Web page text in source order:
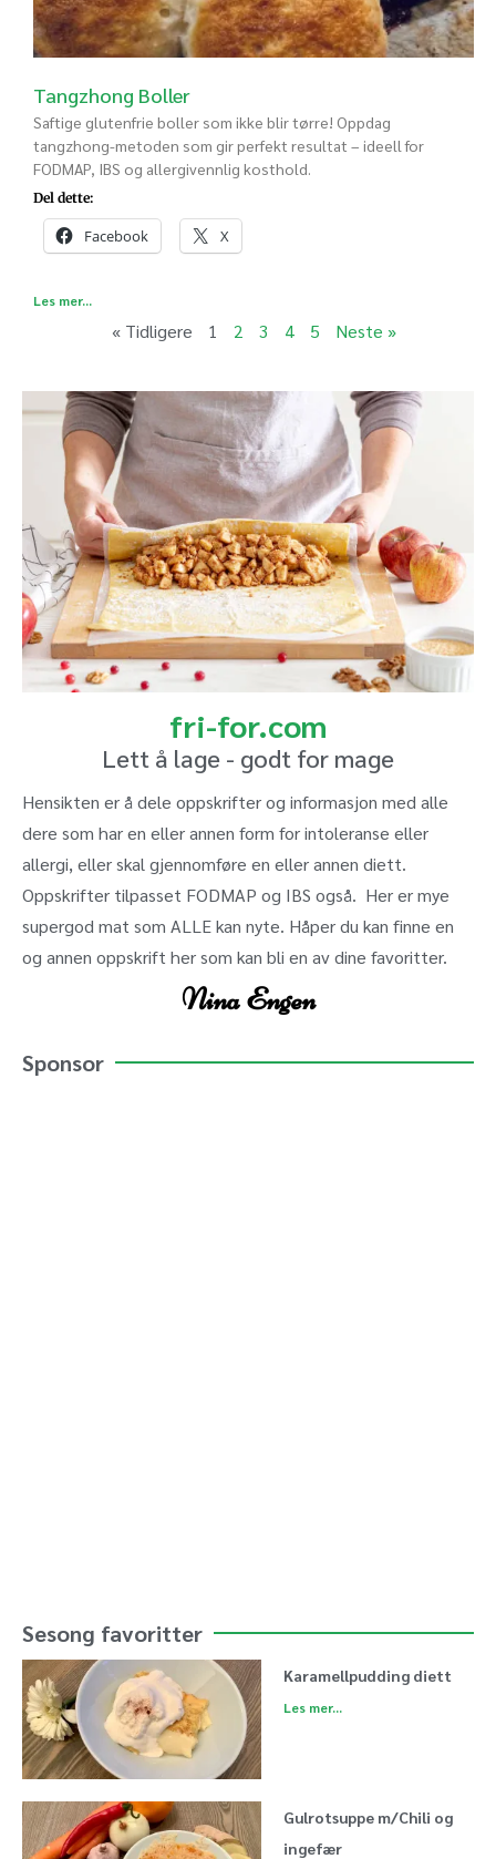
Tangzhong Boller
Saftige glutenfrie boller som ikke blir tørre! Oppdag
tangzhong-metoden som gir perfekt resultat – ideell for
FODMAP, IBS og allergivennlig kosthold.
Del dette:
Facebook X
Les mer...
« Tidligere 1 2 3 4 5 Neste »
fri-for.com
Lett å lage - godt for mage
Hensikten er å dele oppskrifter og informasjon med alle
dere som har en eller annen form for intoleranse eller
allergi, eller skal gjennomføre en eller annen diett.
Oppskrifter tilpasset FODMAP og IBS også. Her er mye
supergod mat som ALLE kan nyte. Håper du kan finne en
og annen oppskrift her som kan bli en av dine favoritter.
Nina Engen
Sponsor
Sesong favoritter
Karamellpudding diett
Les mer...
Gulrotsuppe m/Chili og
ingefær